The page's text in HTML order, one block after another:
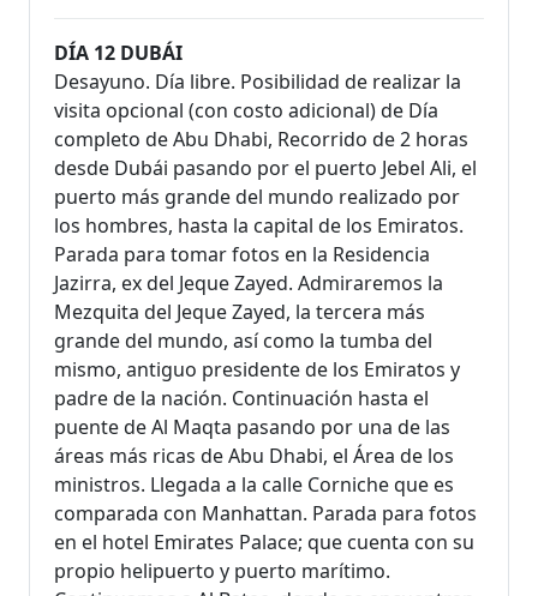
DÍA 12 DUBÁI
Desayuno. Día libre. Posibilidad de realizar la
visita opcional (con costo adicional) de Día
completo de Abu Dhabi, Recorrido de 2 horas
desde Dubái pasando por el puerto Jebel Ali, el
puerto más grande del mundo realizado por
los hombres, hasta la capital de los Emiratos.
Parada para tomar fotos en la Residencia
Jazirra, ex del Jeque Zayed. Admiraremos la
Mezquita del Jeque Zayed, la tercera más
grande del mundo, así como la tumba del
mismo, antiguo presidente de los Emiratos y
padre de la nación. Continuación hasta el
puente de Al Maqta pasando por una de las
áreas más ricas de Abu Dhabi, el Área de los
ministros. Llegada a la calle Corniche que es
comparada con Manhattan. Parada para fotos
en el hotel Emirates Palace; que cuenta con su
propio helipuerto y puerto marítimo.